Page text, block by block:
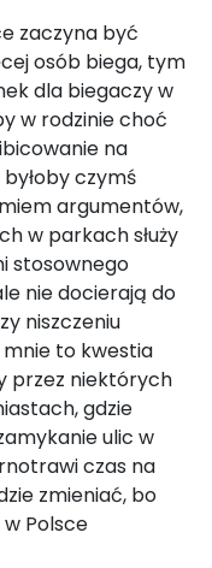
zaczyna być
osób biega, tym
dla biegaczy w
w rodzinie choć
na
czymś
argumentów,
w parkach służy
stosownego
nie docierają do
niszczeniu
mnie to kwestia
przez niektórych
gdzie
ulic w
czas na
zmieniać, bo
Polsce